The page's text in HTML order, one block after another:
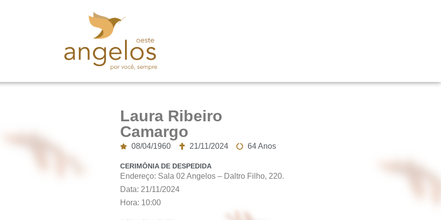
Laura Ribeiro
Camargo
08/04/1960 21/11/2024 64 Anos
CERIMÔNIA DE DESPEDIDA
Endereço: Sala 02 Angelos – Daltro Filho, 220.
Data: 21/11/2024
Hora: 10:00